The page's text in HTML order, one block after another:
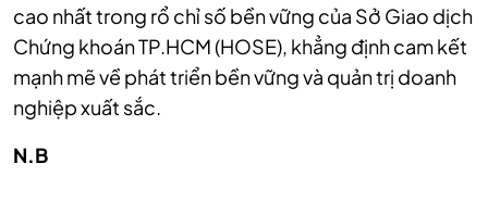
cao nhất trong rổ chỉ số bền vững của Sở Giao dịch
Chứng khoán TP.HCM (HOSE), khẳng định cam kết
mạnh mẽ về phát triển bền vững và quản trị doanh
nghiệp xuất sắc.
N.B